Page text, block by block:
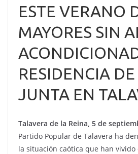
ESTE VERANO
MAYORES SIN
RESIDENCIA
JUNTA EN
Talavera de la Reina, 5 de
Partido Popular de Talavera ha
la situación caótica que han